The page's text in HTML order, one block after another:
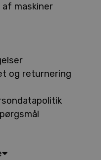
af maskiner
og returnering